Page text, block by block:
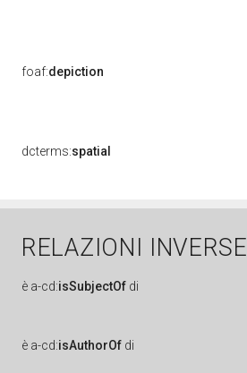
foaf:depiction
dcterms:spatial
RELAZIONI INVERSE
è a-cd:isSubjectOf di
è a-cd:isAuthorOf di